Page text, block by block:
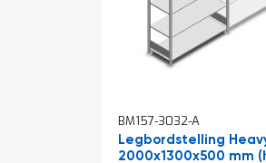
BM157-3032-A
Legbordstelling
2000x1300x500 mm